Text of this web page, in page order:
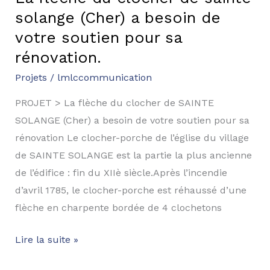
solange (Cher) a besoin de
votre soutien pour sa
rénovation.​
Projets / lmlccommunication
PROJET > La flèche du clocher de SAINTE
SOLANGE (Cher) a besoin de votre soutien pour sa
rénovation Le clocher-porche de l’église du village
de SAINTE SOLANGE est la partie la plus ancienne
de l’édifice : fin du XIIè siècle.Après l’incendie
d’avril 1785, le clocher-porche est réhaussé d’une
flèche en charpente bordée de 4 clochetons
Lire la suite »